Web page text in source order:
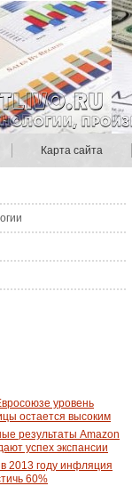
Карта сайта
уровень
остается высоким
результаты Amazon
успех экспансии
в 2013 году инфляция
60%